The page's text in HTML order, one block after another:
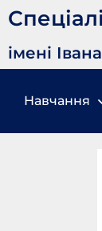
імені
Навчання